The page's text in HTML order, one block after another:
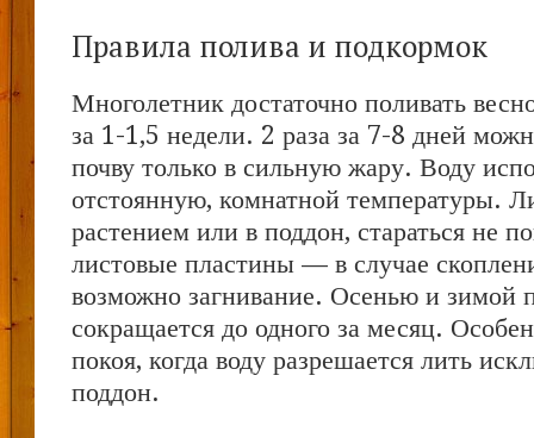
Правила полива и подкормок
Многолетник достаточно поливать
за 1-1,5 недели. 2 раза за 7-8 дней
почву только в сильную жару. Воду
отстоянную, комнатной температуры.
растением или в поддон, стараться не
листовые пластины — в случае
возможно загнивание. Осенью и зимой
сокращается до одного за месяц.
покоя, когда воду разрешается лить
поддон.